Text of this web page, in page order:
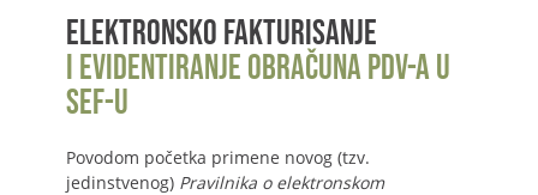
Elektronsko fakturisanje
i evidentiranje obračuna PDV-a u
SEF-u
Povodom početka primene novog (tzv.
jedinstvenog) Pravilnika o elektronskom